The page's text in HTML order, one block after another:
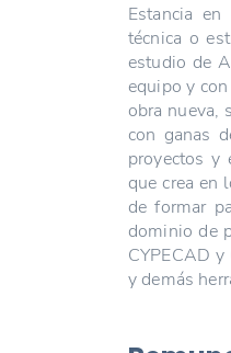
Estancia
técnica o
estudio de
equipo y
obra nueva,
con ganas
proyectos y
que crea en
de formar
dominio de
CYPECAD
y demás